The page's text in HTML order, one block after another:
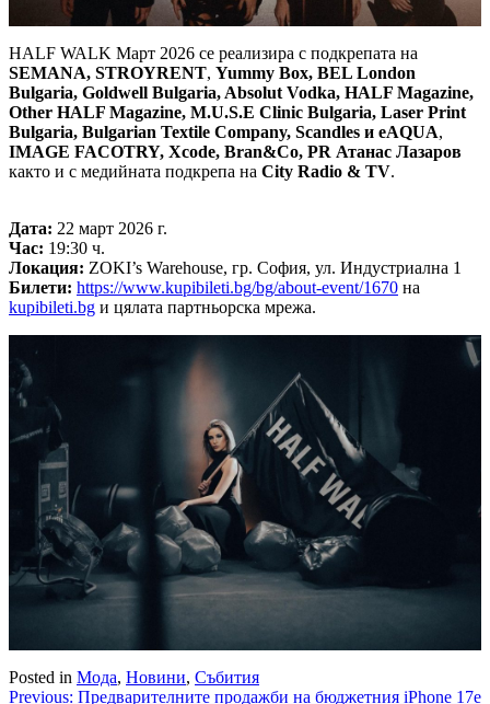
HALF WALK Март 2026 се реализира с подкрепата на
SEMANA, STROYRENT, Yummy Box, BEL London
Bulgaria, Goldwell Bulgaria, Absolut Vodka, HALF Magazine,
Other HALF Magazine, M.U.S.E Clinic Bulgaria, Laser Print
Bulgaria, Bulgarian Textile Company, Scandles и eAQUA,
IMAGE FACOTRY, Xcode, Bran&Co, PR Атанас Лазаров
както и с медийната подкрепа на City Radio & TV.
Дата: 22 март 2026 г.
Час: 19:30 ч.
Локация: ZOKI’s Warehouse, гр. София, ул. Индустриална 1
Билети: https://www.kupibileti.bg/bg/about-event/1670 на
kupibileti.bg и цялата партньорска мрежа.
Posted in Мода, Новини, Събития
Previous: Предварителните продажби на бюджетния iPhone 17e